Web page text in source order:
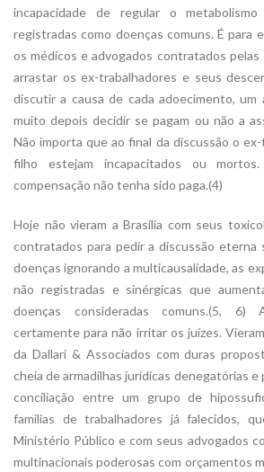
incapacidade de regular o
registradas como doenças comuns. É para
os médicos e advogados contratados pelas
arrastar os ex-trabalhadores e seus
discutir a causa de cada adoecimento, um
muito depois decidir se pagam ou não a
Não importa que ao final da discussão o
filho estejam incapacitados ou
compensação não tenha sido paga.(4)
Hoje não vieram a Brasília com seus
contratados para pedir a discussão eterna
doenças ignorando a multicausalidade, as
não registradas e sinérgicas que
doenças consideradas comuns.(5,
certamente para não irritar os juízes.
da Dallari & Associados com duras
cheia de armadilhas jurídicas denegatórias e
conciliação entre um grupo de
famílias de trabalhadores já falecidos,
Ministério Público e com seus advogados
multinacionais poderosas com orçamentos